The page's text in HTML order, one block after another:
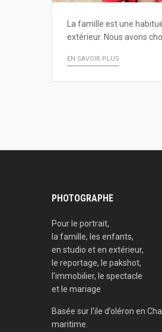
La famille est une
extérieur. Nous avons
EN SAVOIR PLUS
PHOTOGRAPHE
Pour le portrait,
la famille, les enfants,
en studio et en extérieur,
le reportage, le pakshot,
l’immobilier, le spectacle
et le mariage
Basée sur l’ile d’oléron en
maritime.